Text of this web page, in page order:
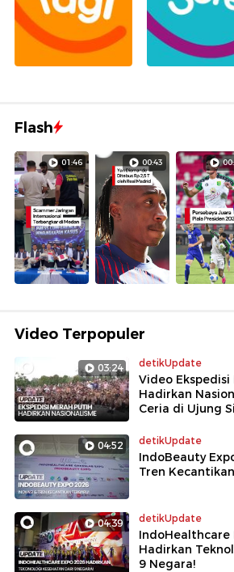
Flash
01:46 00:43
Video Terpopuler
03:24 detikUpdate
Video
Hadirkan
Ceria di Ujung
04:52 detikUpdate
IndoBeauty
Tren
04:39 detikUpdate
IndoHealthcare
Hadirkan
9 Negara!